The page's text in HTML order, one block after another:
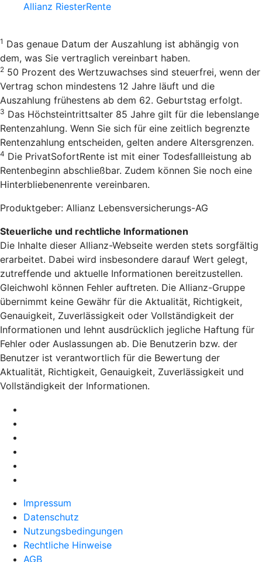
Allianz RiesterRente
1 Das genaue Datum der Auszahlung ist abhängig von
dem, was Sie vertraglich vereinbart haben.
2 50 Prozent des Wertzuwachses sind steuerfrei, wenn der
Vertrag schon mindestens 12 Jahre läuft und die
Auszahlung frühestens ab dem 62. Geburtstag erfolgt.
3 Das Höchsteintrittsalter 85 Jahre gilt für die lebenslange
Rentenzahlung. Wenn Sie sich für eine zeitlich begrenzte
Rentenzahlung entscheiden, gelten andere Altersgrenzen.
4 Die PrivatSofortRente ist mit einer Todesfallleistung ab
Rentenbeginn abschließbar. Zudem können Sie noch eine
Hinterbliebenenrente vereinbaren.
Produktgeber: Allianz Lebensversicherungs-AG
Steuerliche und rechtliche Informationen
Die Inhalte dieser Allianz-Webseite werden stets sorgfältig
erarbeitet. Dabei wird insbesondere darauf Wert gelegt,
zutreffende und aktuelle Informationen bereitzustellen.
Gleichwohl können Fehler auftreten. Die Allianz-Gruppe
übernimmt keine Gewähr für die Aktualität, Richtigkeit,
Genauigkeit, Zuverlässigkeit oder Vollständigkeit der
Informationen und lehnt ausdrücklich jegliche Haftung für
Fehler oder Auslassungen ab. Die Benutzerin bzw. der
Benutzer ist verantwortlich für die Bewertung der
Aktualität, Richtigkeit, Genauigkeit, Zuverlässigkeit und
Vollständigkeit der Informationen.
Impressum
Datenschutz
Nutzungsbedingungen
Rechtliche Hinweise
AGB